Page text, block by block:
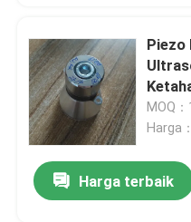
Produk
Tentang kami
Tur Pabrik
Piezo
MOQ
Harga
Harga terbaik